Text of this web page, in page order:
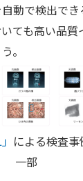
動で検出で
ても高い品質
。
による検査事
一部